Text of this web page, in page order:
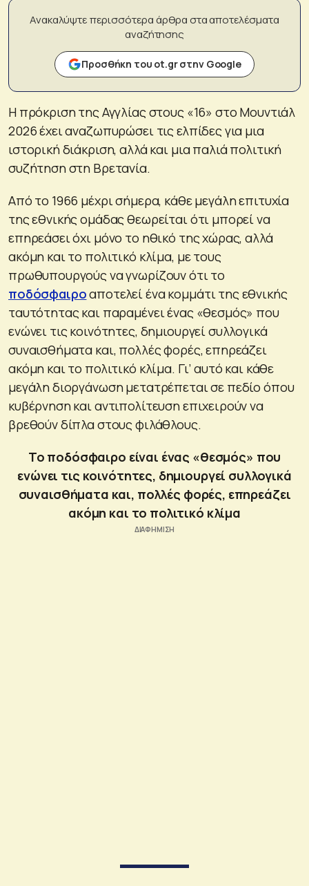
Ανακαλύψτε περισσότερα άρθρα στα αποτελέσματα
αναζήτησης
Προσθήκη του ot.gr στην Google
Η πρόκριση της Αγγλίας στους «16» στο Μουντιάλ
2026 έχει αναζωπυρώσει τις ελπίδες για μια
ιστορική διάκριση, αλλά και μια παλιά πολιτική
συζήτηση στη Βρετανία.
Από το 1966 μέχρι σήμερα, κάθε μεγάλη επιτυχία
της εθνικής ομάδας θεωρείται ότι μπορεί να
επηρεάσει όχι μόνο το ηθικό της χώρας, αλλά
ακόμη και το πολιτικό κλίμα, με τους
πρωθυπουργούς να γνωρίζουν ότι το
ποδόσφαιροαποτελεί ένα κομμάτι της εθνικής
ταυτότητας και παραμένει ένας «θεσμός» που
ενώνει τις κοινότητες, δημιουργεί συλλογικά
συναισθήματα και, πολλές φορές, επηρεάζει
ακόμη και το πολιτικό κλίμα. Γι’ αυτό και κάθε
μεγάλη διοργάνωση μετατρέπεται σε πεδίο όπου
κυβέρνηση και αντιπολίτευση επιχειρούν να
βρεθούν δίπλα στους φιλάθλους.
Το ποδόσφαιρο είναι ένας «θεσμός» που
ενώνει τις κοινότητες, δημιουργεί συλλογικά
συναισθήματα και, πολλές φορές, επηρεάζει
ακόμη και το πολιτικό κλίμα